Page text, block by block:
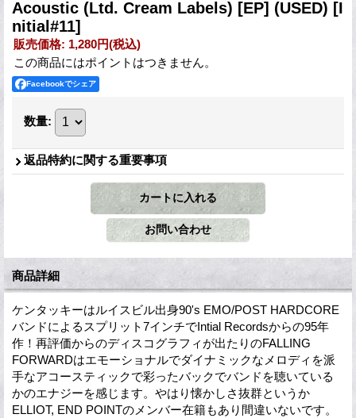
Acoustic (Ltd. Cream Labels) [EP] (USED) [I
nitial#11]
販売価格: 1,280円(税込)
この商品にはポイントはつきません。
Facebookでシェア
数量:
返品特約に関する重要事項
商品詳細
ケンタッキーはルイスビル出身90's EMO/POST HARDCORE
バンドによるスプリット7インチでIntial Recordsからの95年
作！再評価からのディスコグラフィが出たりのFALLING
FORWARDはエモーショナルでダイナミックなメロディを派
手なアコースティックで彩ったバックでバンドを聴いている
かのエナジーを感じます。やはり懐かしさ抜群というか
ELLIOT, END POINTのメンバー在籍もあり間違いないです。